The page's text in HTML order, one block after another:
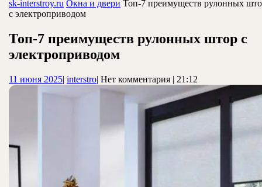
sk-interstroy.ru Окна и двери Топ-7 преимуществ рулонных
с электроприводом
Топ-7 преимуществ рулонных штор с
электроприводом
11 июня 202511
| interstrointerstro
| Нет комментария | 21:12